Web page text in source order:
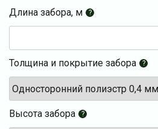
Длина забора, м ?
Толщина и покрытие забора ?
Высота забора ?